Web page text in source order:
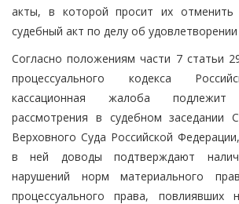
акты, в которой просит их
судебный акт по делу об удовлетворении
Согласно положениям части 7 статьи
процессуального кодекса
кассационная жалоба
рассмотрения в судебном заседании
Верховного Суда Российской
в ней доводы подтверждают
нарушений норм материального
процессуального права,